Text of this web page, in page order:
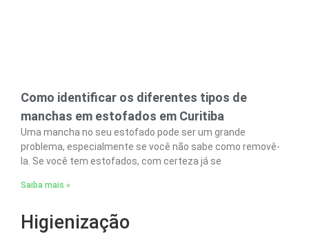
Como identificar os diferentes tipos de
manchas em estofados em Curitiba
Uma mancha no seu estofado pode ser um grande
problema, especialmente se você não sabe como removê-
la. Se você tem estofados, com certeza já se
Saiba mais »
Higienização